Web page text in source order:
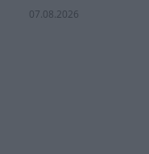
07.08.2026